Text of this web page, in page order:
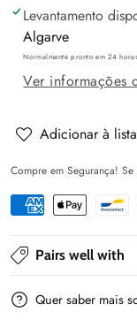
quantidade
de
Calça
jogger
denim
-
Mayoral
Calça
jogger
denim
-
Mayoral
Levantamento
Algarve
Normalmente pronto em 24 horas
Ver informações
Adicionar à
Compre em Segurança!
Pairs well with
Quer saber mais